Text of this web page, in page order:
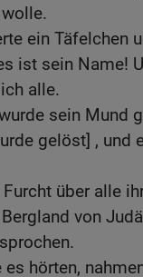
ein Täfelchen
ist sein Name!
alle.
sein Mund
gelöst] , und
über alle
von
es hörten,